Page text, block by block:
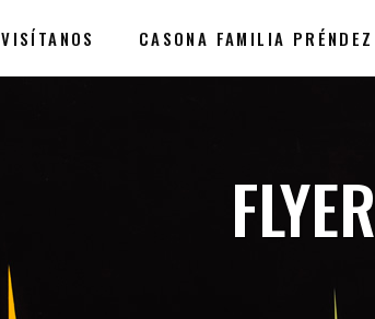
VISÍTANOS CASONA FAMILIA PRÉNDEZ
FLYER